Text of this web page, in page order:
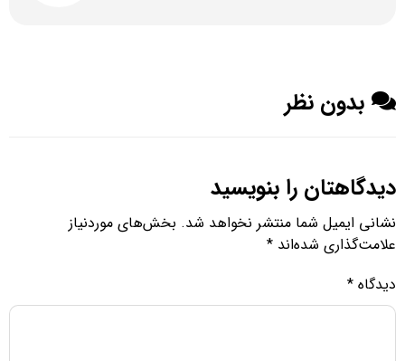
بدون نظر
دیدگاهتان را بنویسید
نشانی ایمیل شما منتشر نخواهد شد. بخش‌های موردنیاز
علامت‌گذاری شده‌اند *
دیدگاه *